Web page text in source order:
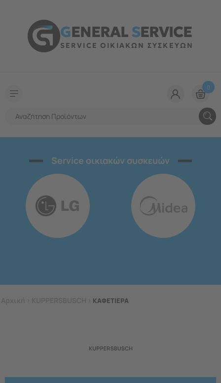
GENERALSERVICE
SERVICE ΟΙΚΙΑΚΩΝ ΣΥΣΚΕΥΩΝ
0
Service οικιακών συσκευών
ΚΑΦΕΤΙΕΡΑ